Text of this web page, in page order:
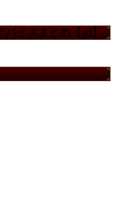
イスまとめ【ad】